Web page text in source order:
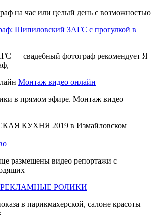
на час или целый день с возможностью
Шипиловский ЗАГС с прогулкой в
— свадебный фотограф рекомендует Я
Монтаж видео онлайн
в прямом эфире. Монтаж видео —
размещены видео репортажи с
РОЛИКИ
в парикмахерской, салоне красоты